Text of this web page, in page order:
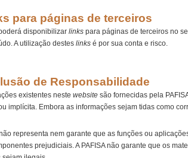
para páginas de terceiros
disponibilizar links para páginas de terceiros no
A utilização destes links é por sua conta e risco.
de Responsabilidade
existentes neste website são fornecidas pela
implícita. Embora as informações sejam tidas como
representa nem garante que as funções ou
prejudiciais. A PAFISA não garante que os